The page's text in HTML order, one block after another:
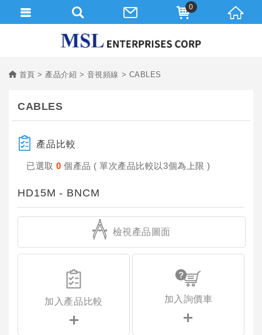
首頁 產品介紹 音視頻線 CABLES
CABLES
產品比較
已選取 0個產品 ( 單次產品比較以3個為上限 )
HD15M - BNCM
檢視產品圖面
加入產品比較 加入詢價車
0